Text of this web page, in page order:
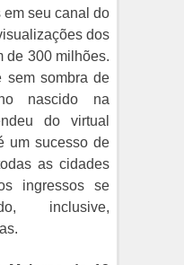
seu canal do
dos
de 300 milhões.
sem sombra de
nascido na
do virtual
um sucesso de
as cidades
ingressos se
inclusive,